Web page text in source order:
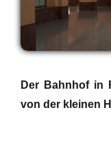
Der Bahnhof in
von der kleinen